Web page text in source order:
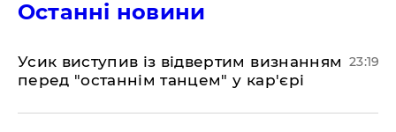
Останні новини
​Усик виступив із відвертим визнанням
перед "останнім танцем" у кар'єрі
23:19